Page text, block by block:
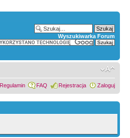
Wyszukiwarka Forum
Regulamin FAQ Rejestracja Zaloguj